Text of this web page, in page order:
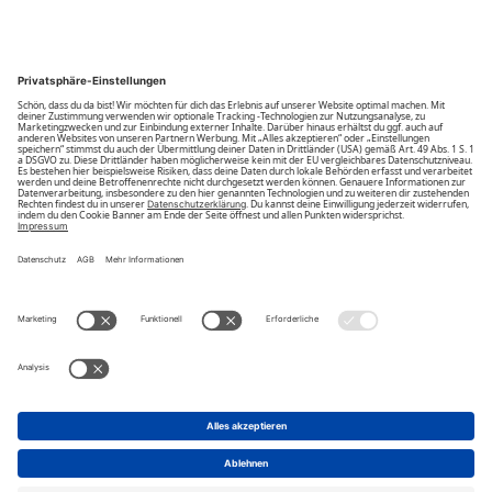
Unsere Vorteile
Unsere Partner
Bestellwiderruf